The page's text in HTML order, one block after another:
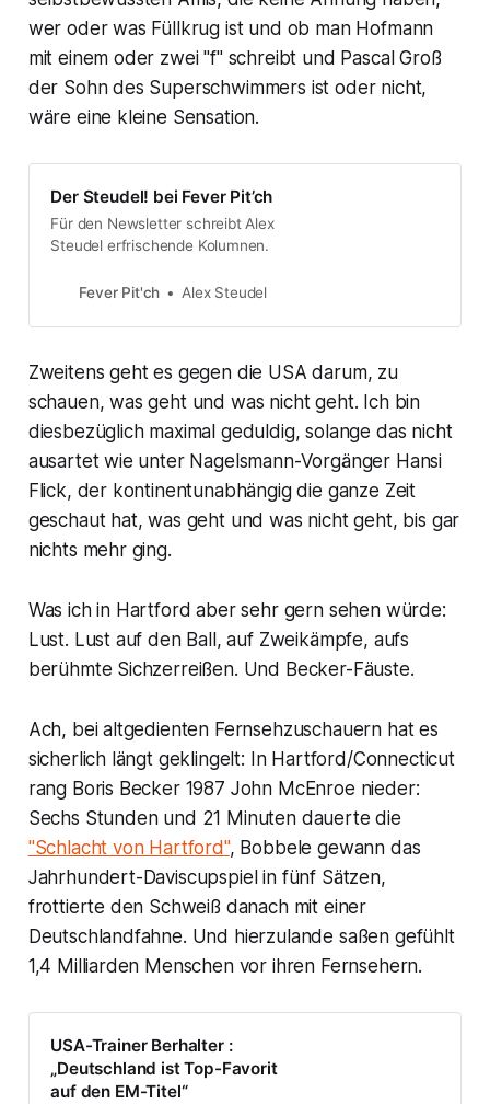
wer oder was Füllkrug ist und ob man Hofmann
mit einem oder zwei "f" schreibt und Pascal Groß
der Sohn des Superschwimmers ist oder nicht,
wäre eine kleine Sensation.
Der Steudel! bei Fever Pit’ch
Für den Newsletter schreibt Alex
Steudel erfrischende Kolumnen.
Fever Pit'ch Alex Steudel
Zweitens geht es gegen die USA darum, zu
schauen, was geht und was nicht geht. Ich bin
diesbezüglich maximal geduldig, solange das nicht
ausartet wie unter Nagelsmann-Vorgänger Hansi
Flick, der kontinentunabhängig die ganze Zeit
geschaut hat, was geht und was nicht geht, bis gar
nichts mehr ging.
Was ich in Hartford aber sehr gern sehen würde:
Lust. Lust auf den Ball, auf Zweikämpfe, aufs
berühmte Sichzerreißen. Und Becker-Fäuste.
Ach, bei altgedienten Fernsehzuschauern hat es
sicherlich längt geklingelt: In Hartford/Connecticut
rang Boris Becker 1987 John McEnroe nieder:
Sechs Stunden und 21 Minuten dauerte die
"Schlacht von Hartford", Bobbele gewann das
Jahrhundert-Daviscupspiel in fünf Sätzen,
frottierte den Schweiß danach mit einer
Deutschlandfahne. Und hierzulande saßen gefühlt
1,4 Milliarden Menschen vor ihren Fernsehern.
USA-Trainer Berhalter :
„Deutschland ist Top-Favorit
auf den EM-Titel“